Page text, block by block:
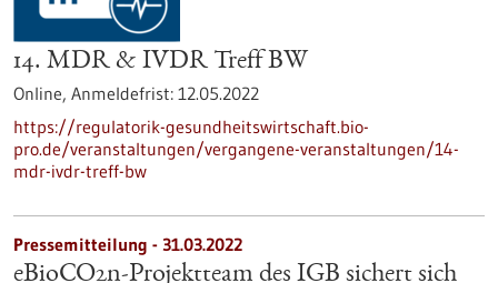
14. MDR & IVDR Treff BW
Online, Anmeldefrist: 12.05.2022
https://regulatorik-gesundheitswirtschaft.bio-
pro.de/veranstaltungen/vergangene-veranstaltungen/14-
mdr-ivdr-treff-bw
Pressemitteilung - 31.03.2022
eBioCO2n-Projektteam des IGB sichert sich